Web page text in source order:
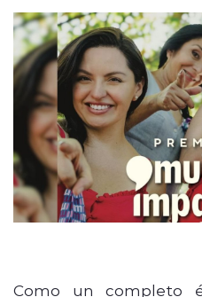
Como un completo